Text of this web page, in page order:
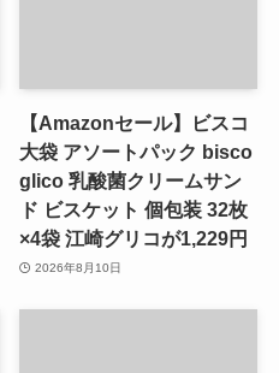
【Amazonセール】ビスコ
大袋 アソートパック bisco
glico 乳酸菌クリームサン
ド ビスケット 個包装 32枚
×4袋 江崎グリコが1,229円
2026年8月10日